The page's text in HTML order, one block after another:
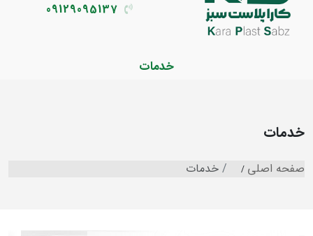
خدمات
09129095137
خدمات
صفحه اصلی خدمات